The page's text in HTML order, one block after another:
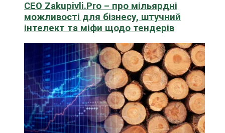
CEO Zakupivli.Pro – про мільярдні
можливості для бізнесу, штучний
інтелект та міфи щодо тендерів